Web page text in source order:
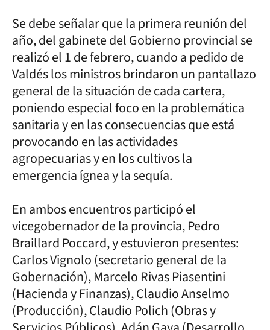
Se debe señalar que la primera reunión del
año, del gabinete del Gobierno provincial se
realizó el 1 de febrero, cuando a pedido de
Valdés los ministros brindaron un pantallazo
general de la situación de cada cartera,
poniendo especial foco en la problemática
sanitaria y en las consecuencias que está
provocando en las actividades
agropecuarias y en los cultivos la
emergencia ígnea y la sequía.
En ambos encuentros participó el
vicegobernador de la provincia, Pedro
Braillard Poccard, y estuvieron presentes:
Carlos Vignolo (secretario general de la
Gobernación), Marcelo Rivas Piasentini
(Hacienda y Finanzas), Claudio Anselmo
(Producción), Claudio Polich (Obras y